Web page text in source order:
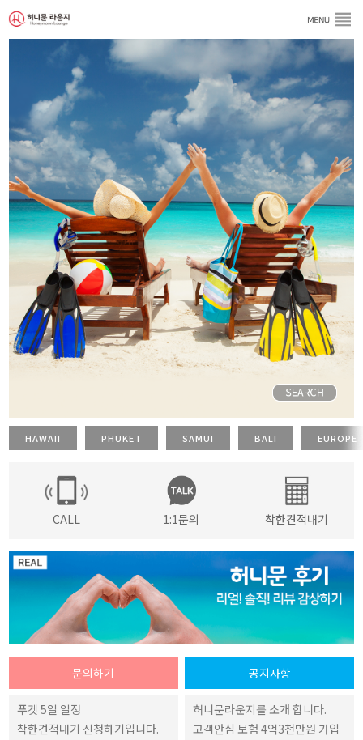
HAWAII PHUKET SAMUI BALI EUROPE
CALL 1:1문의 착한견적내기
문의하기 공지사항
푸켓 5일 일정
착한견적내기 신청하기입니다.
허니문라운지를 소개 합니다.
고객안심 보험 4억3천만원 가입